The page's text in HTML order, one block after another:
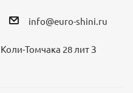
info@euro-shini.ru
Томчака 28 лит З